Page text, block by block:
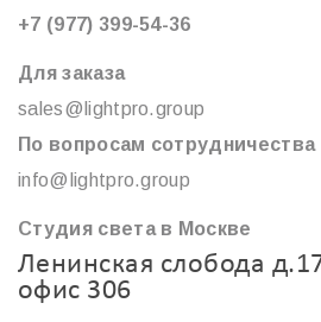
+7 (977) 399-54-36
Для заказа
sales@lightpro.group
По вопросам сотрудничества
info@lightpro.group
Студия света в Москве
Ленинская слобода
офис 306